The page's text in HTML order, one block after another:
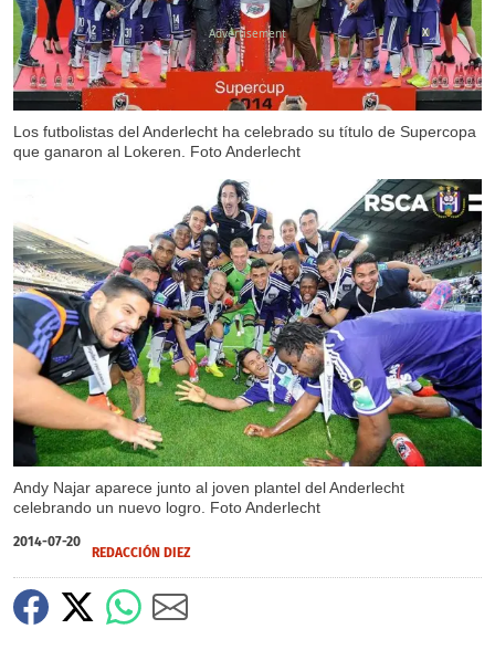
Los futbolistas del Anderlecht ha celebrado su título de Supercopa
que ganaron al Lokeren. Foto Anderlecht
Andy Najar aparece junto al joven plantel del Anderlecht
celebrando un nuevo logro. Foto Anderlecht
X
2014-07-20
REDACCIÓN DIEZ